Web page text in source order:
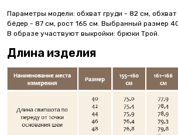
Параметры модели: обхват груди - 82 см,
бёдер - 87 см, рост 165 см. Выбранный размер
В образе участвуют выкройки: брюки Трой.
Длина изделия